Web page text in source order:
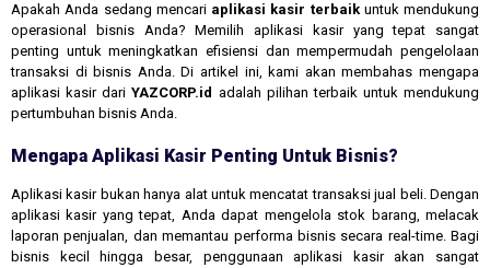
Apakah Anda sedang mencari aplikasi kasir terbaikuntuk mendukung
operasional bisnis Anda? Memilih aplikasi kasir yang tepat sangat
penting untuk meningkatkan efisiensi dan mempermudah pengelolaan
transaksi di bisnis Anda. Di artikel ini, kami akan membahas mengapa
aplikasi kasir dariYAZCORP.id adalah pilihan terbaik untuk mendukung
pertumbuhan bisnis Anda.
Mengapa Aplikasi Kasir Penting Untuk Bisnis?
Aplikasi kasir bukan hanya alat untuk mencatat transaksi jual beli. Dengan
aplikasi kasir yang tepat, Anda dapat mengelola stok barang, melacak
laporan penjualan, dan memantau performa bisnis secara real-time. Bagi
bisnis kecil hingga besar, penggunaan aplikasi kasir akan sangat